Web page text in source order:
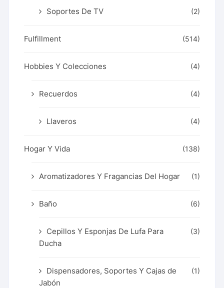
Soportes De TV (2)
Fulfillment (514)
Hobbies Y Colecciones (4)
Recuerdos (4)
Llaveros (4)
Hogar Y Vida (138)
Aromatizadores Y Fragancias Del Hogar (1)
Baño (6)
Cepillos Y Esponjas De Lufa Para
Ducha
(3)
Dispensadores, Soportes Y Cajas de
Jabón
(1)